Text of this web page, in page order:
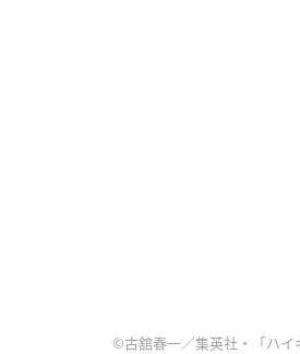
©古舘春一／集英社・「ハ